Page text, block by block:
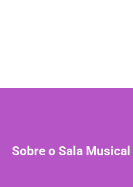
Sobre o Sala Musical